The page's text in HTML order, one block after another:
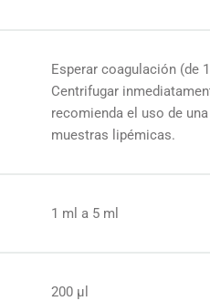
Esperar coagulación (de
Centrifugar
recomienda el uso de
muestras lipémicas.
1 ml a 5 ml
200 µl